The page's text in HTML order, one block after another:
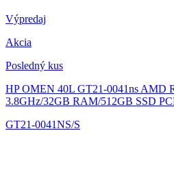
Výpredaj
Akcia
Posledný kus
HP OMEN 40L GT21-0041nsAMD
3.8GHz/32GB RAM/512GB SSD
GT21-0041NS/S